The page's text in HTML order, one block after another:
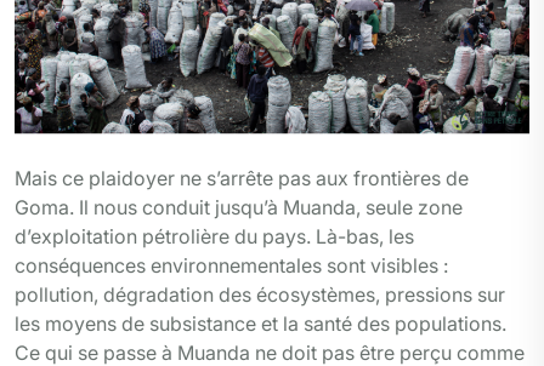
Mais ce plaidoyer ne s’arrête pas aux frontières de
Goma. Il nous conduit jusqu’à Muanda, seule zone
d’exploitation pétrolière du pays. Là-bas, les
conséquences environnementales sont visibles :
pollution, dégradation des écosystèmes, pressions sur
les moyens de subsistance et la santé des populations.
Ce qui se passe à Muanda ne doit pas être perçu comme